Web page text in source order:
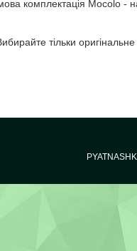
комплектація Mocolo -
тільки оригінальне